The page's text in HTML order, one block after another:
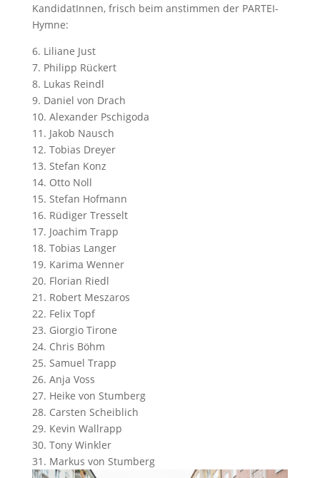
KandidatInnen, frisch beim anstimmen der PARTEI-
Hymne:
6. Liliane Just
7. Philipp Rückert
8. Lukas Reindl
9. Daniel von Drach
10. Alexander Pschigoda
11. Jakob Nausch
12. Tobias Dreyer
13. Stefan Konz
14. Otto Noll
15. Stefan Hofmann
16. Rüdiger Tresselt
17. Joachim Trapp
18. Tobias Langer
19. Karima Wenner
20. Florian Riedl
21. Robert Meszaros
22. Felix Topf
23. Giorgio Tirone
24. Chris Böhm
25. Samuel Trapp
26. Anja Voss
27. Heike von Stumberg
28. Carsten Scheiblich
29. Kevin Wallrapp
30. Tony Winkler
31. Markus von Stumberg